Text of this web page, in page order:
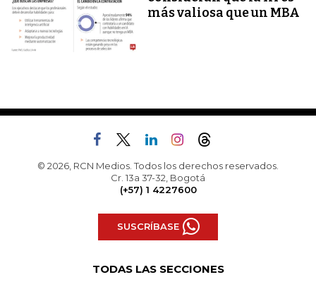
más valiosa que un MBA
© 2026, RCN Medios. Todos los derechos reservados.
Cr. 13a 37-32, Bogotá
(+57) 1 4227600
SUSCRÍBASE
TODAS LAS SECCIONES